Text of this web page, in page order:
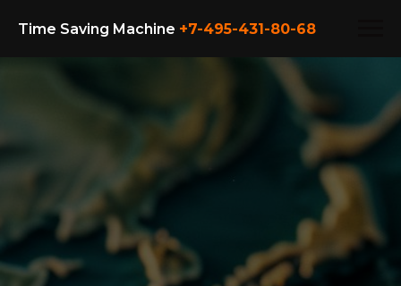
Time Saving Machine +7-495-431-80-68